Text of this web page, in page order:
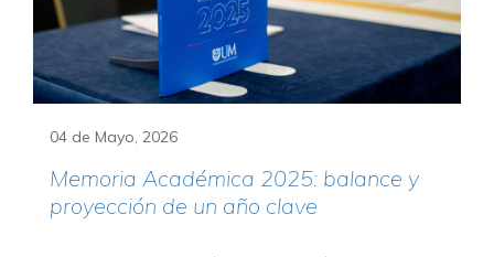
04 de Mayo, 2026
Memoria Académica 2025: balance y
proyección de un año clave